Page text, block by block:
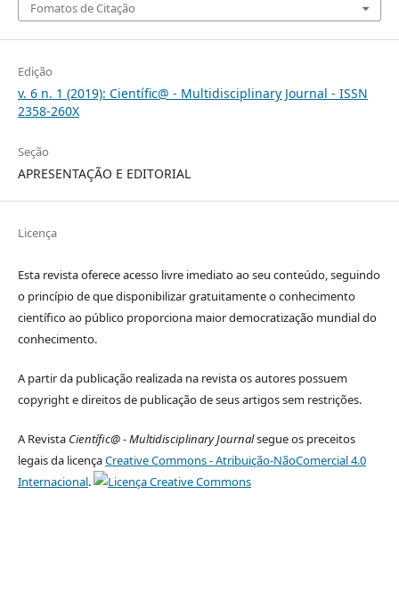
Fomatos de Citação
Edição
v. 6 n. 1 (2019): Científic@ - Multidisciplinary Journal - ISSN
2358-260X
Seção
APRESENTAÇÃO E EDITORIAL
Licença
Esta revista oferece acesso livre imediato ao seu conteúdo, seguindo
o princípio de que disponibilizar gratuitamente o conhecimento
científico ao público proporciona maior democratização mundial do
conhecimento.
A partir da publicação realizada na revista os autores possuem
copyright e direitos de publicação de seus artigos sem restrições.
A Revista Científic@ - Multidisciplinary Journalsegue os preceitos
legais da licençaCreative Commons - Atribuição-NãoComercial 4.0
Internacional.